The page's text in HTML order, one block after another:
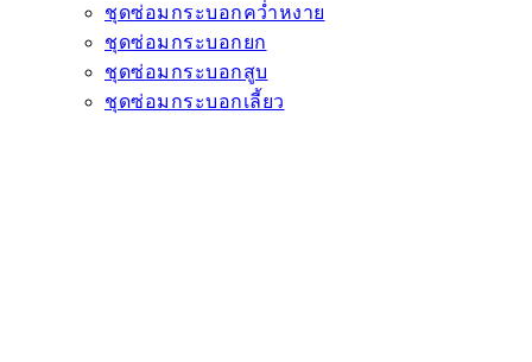
ชุดซ่อมกระบอกคว่ำหงาย
ชุดซ่อมกระบอกยก
ชุดซ่อมกระบอกสูบ
ชุดซ่อมกระบอกเลี้ยว